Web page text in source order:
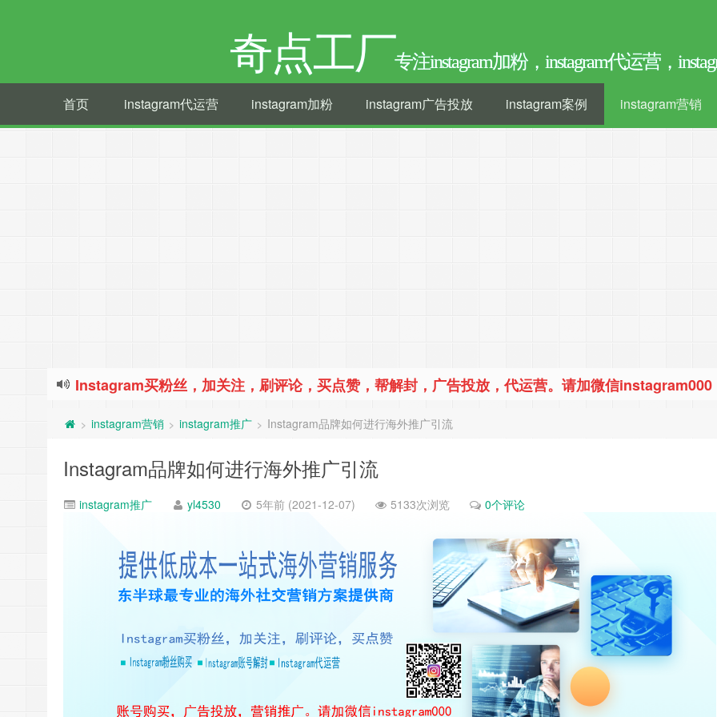
奇点工厂专注instagram加粉，instagram代运营，
首页 instagram代运营 instagram加粉 instagram广告投放 instagram案例 instagram营销
Instagram买粉丝，加关注，刷评论，买点赞，帮解封，广告投放，代运营。请加微信instagram000
> instagram营销 > instagram推广 > Instagram品牌如何进行海外推广引流
Instagram品牌如何进行海外推广引流
instagram推广 yl4530 5年前 (2021-12-07) 5133次浏览 0个评论